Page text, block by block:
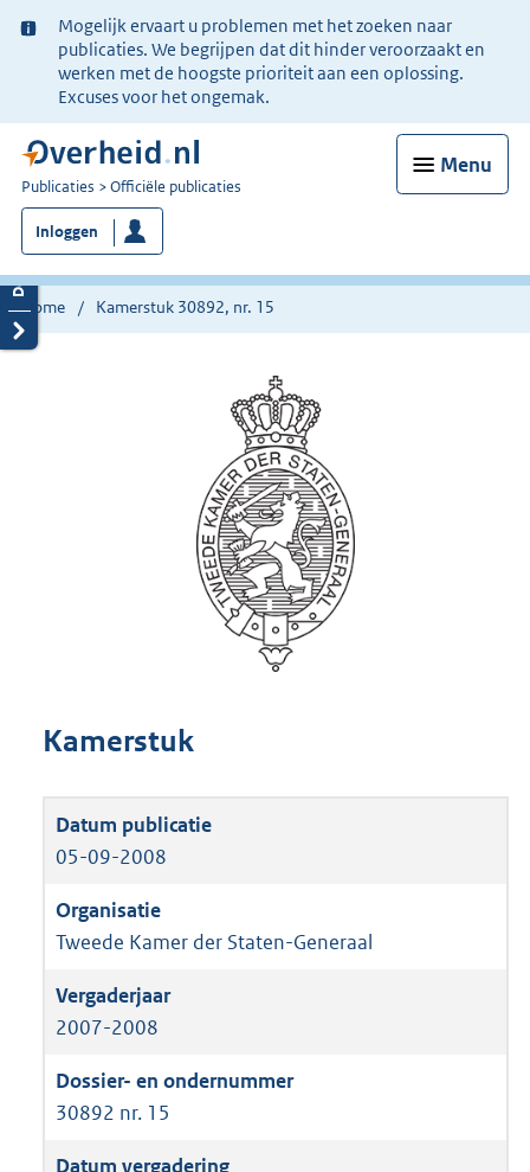
Ter
informatie:
Mogelijk ervaart u problemen met het zoeken naar
publicaties. We begrijpen dat dit hinder veroorzaakt en
werken met de hoogste prioriteit aan een oplossing.
Excuses voor het ongemak.
Menu
U
bent
nu
hier:
Publicaties Officiële publicaties
Inloggen
Home Kamerstuk 30892, nr. 15
Kamerstuk
05-09-2008
Tweede Kamer der Staten-Generaal
2007-2008
30892 nr. 15